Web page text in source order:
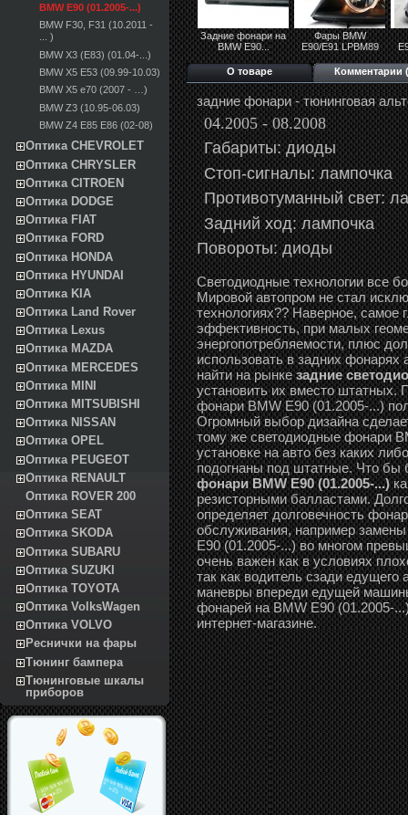
BMW E90 (01.2005-...)
BMW F30, F31 (10.2011 -
... )
BMW X3 (E83) (01.04-...)
BMW X5 E53 (09.99-10.03)
BMW X5 e70 (2007 - …)
BMW Z3 (10.95-06.03)
BMW Z4 E85 E86 (02-08)
Оптика CHEVROLET
Оптика CHRYSLER
Оптика CITROEN
Оптика DODGE
Оптика FIAT
Оптика FORD
Оптика HONDA
Оптика HYUNDAI
Оптика KIA
Оптика Land Rover
Оптика Lexus
Оптика MAZDA
Оптика MERCEDES
Оптика MINI
Оптика MITSUBISHI
Оптика NISSAN
Оптика OPEL
Оптика PEUGEOT
Оптика RENAULT
Оптика ROVER 200
Оптика SEAT
Оптика SKODA
Оптика SUBARU
Оптика SUZUKI
Оптика TOYOTA
Оптика VolksWagen
Оптика VOLVO
Реснички на фары
Тюнинг бампера
Тюнинговые шкалы
приборов
Задние фонари на
BMW E90...
Фары BMW
E90/E91 LPBM89
О товаре Комментарии
задние фонари - тюнинговая
04.2005 - 08.2008
Габариты: диоды
Стоп-сигналы:лампочка
Противотуманный свет:
Задний ход: лампочка
Повороты:диоды
Светодиодные технологии все
Мировой автопром не стал
технологиях?? Наверное, самое
эффективность, при малых
энергопотребляемости, плюс
использовать в задних фонарях
найти на рынкезадние
установить их вместо штатных.
фонари BMW E90 (01.2005-...)
Огромный выбор дизайна
тому же светодиодные фонари
установке на авто без каких
подогнаны под штатные. Что бы
фонари BMW E90 (01.2005-...)
резисторными балластами.
определяет долговечность
обслуживания, например
E90 (01.2005-...) во многом
очень важен как в условиях
так как водитель сзади едущего
маневры впереди едущей
фонарей на BMW E90 (01.2005-
интернет-магазине.